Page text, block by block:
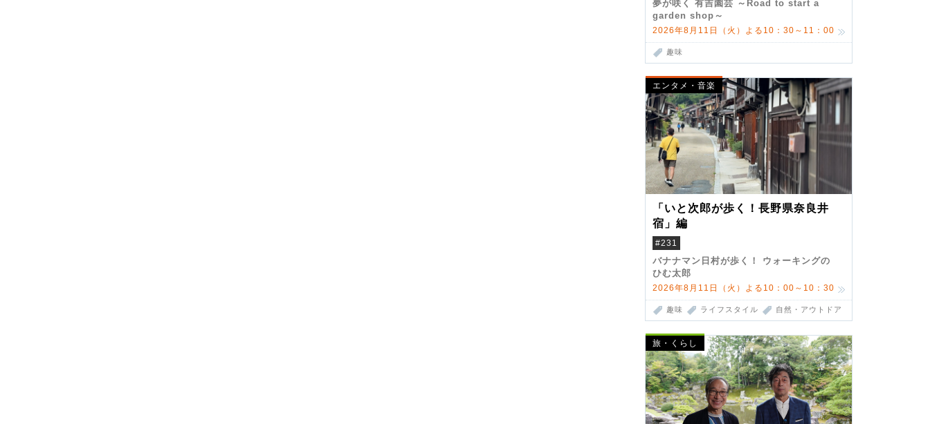
夢が咲く 有吉園芸 ～Road to start a
garden shop～
2026年8月11日（火）よる10：30～11：00
趣味
エンタメ・音楽
「いと次郎が歩く！長野県奈良井
宿」編
#231
バナナマン日村が歩く！ ウォーキングの
ひむ太郎
2026年8月11日（火）よる10：00～10：30
趣味 ライフスタイル 自然・アウトドア
旅・くらし